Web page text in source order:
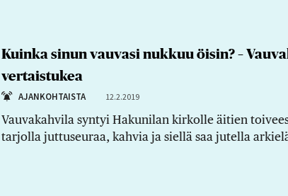
Kuinka sinun vauvasi nukkuu öisin? –
vertaistukea
AJANKOHTAISTA 12.2.2019
Vauvakahvila syntyi Hakunilan kirkolle äitien
tarjolla juttuseuraa, kahvia ja siellä saa jutella